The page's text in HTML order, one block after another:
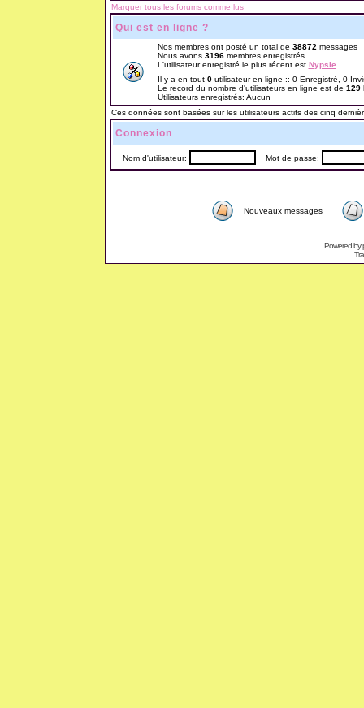
Marquer tous les forums comme lus
Qui est en ligne ?
Nos membres ont posté un total de 38872 messages
Nous avons 3196membres enregistrés
L'utilisateur enregistré le plus récent est Nypsie
Il y a en tout 0utilisateur en ligne :: 0 Enregistré, 0
Le record du nombre d'utilisateurs en ligne est de 129
Utilisateurs enregistrés: Aucun
Ces données sont basées sur les utilisateurs actifs des cinq
Connexion
Nom d'utilisateur: Mot de passe:
Nouveaux messages
Powered by